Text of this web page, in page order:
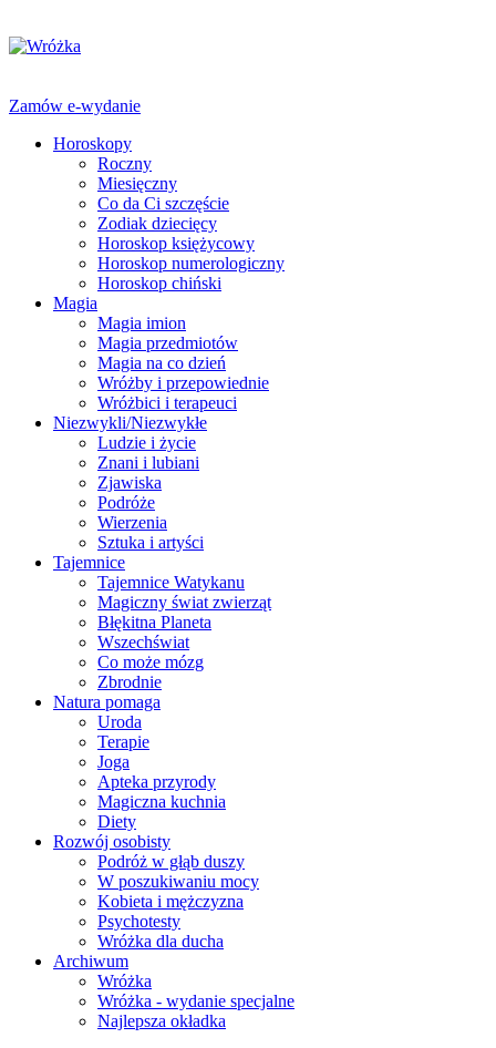
Zamów e-wydanie
Horoskopy
Roczny
Miesięczny
Co da Ci szczęście
Zodiak dziecięcy
Horoskop księżycowy
Horoskop numerologiczny
Horoskop chiński
Magia
Magia imion
Magia przedmiotów
Magia na co dzień
Wróżby i przepowiednie
Wróżbici i terapeuci
Niezwykli/Niezwykłe
Ludzie i życie
Znani i lubiani
Zjawiska
Podróże
Wierzenia
Sztuka i artyści
Tajemnice
Tajemnice Watykanu
Magiczny świat zwierząt
Błękitna Planeta
Wszechświat
Co może mózg
Zbrodnie
Natura pomaga
Uroda
Terapie
Joga
Apteka przyrody
Magiczna kuchnia
Diety
Rozwój osobisty
Podróż w głąb duszy
W poszukiwaniu mocy
Kobieta i mężczyzna
Psychotesty
Wróżka dla ducha
Archiwum
Wróżka
Wróżka - wydanie specjalne
Najlepsza okładka